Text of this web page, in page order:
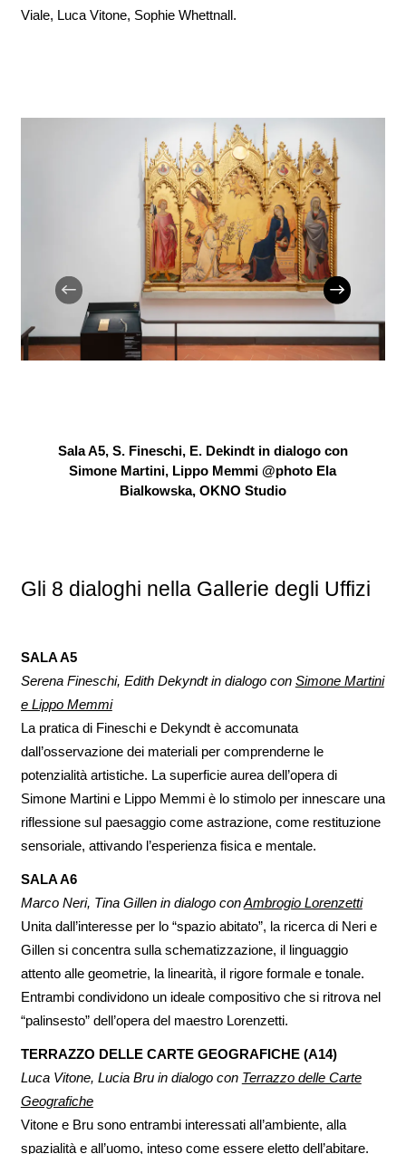
Viale, Luca Vitone, Sophie Whettnall.
Sala A5, S. Fineschi, E. Dekindt in dialogo con
Simone Martini, Lippo Memmi @photo Ela
Bialkowska, OKNO Studio
Gli 8 dialoghi nella Gallerie degli Uffizi
SALA A5
Serena Fineschi, Edith Dekyndt in dialogo con Simone Martini
e Lippo Memmi
La pratica di Fineschi e Dekyndt è accomunata
dall’osservazione dei materiali per comprenderne le
potenzialità artistiche. La superficie aurea dell’opera di
Simone Martini e Lippo Memmi è lo stimolo per innescare una
riflessione sul paesaggio come astrazione, come restituzione
sensoriale, attivando l’esperienza fisica e mentale.
SALA A6
Marco Neri, Tina Gillen in dialogo conAmbrogio Lorenzetti
Unita dall’interesse per lo “spazio abitato”, la ricerca di Neri e
Gillen si concentra sulla schematizzazione, il linguaggio
attento alle geometrie, la linearità, il rigore formale e tonale.
Entrambi condividono un ideale compositivo che si ritrova nel
“palinsesto” dell’opera del maestro Lorenzetti.
TERRAZZO DELLE CARTE GEOGRAFICHE (A14)
Luca Vitone, Lucia Bru in dialogo con Terrazzo delle Carte
Geografiche
Vitone e Bru sono entrambi interessati all’ambiente, alla
spazialità e all’uomo, inteso come essere eletto dell’abitare.